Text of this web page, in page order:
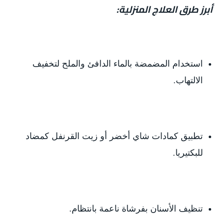
أبرز طرق العلاج المنزلية:
استخدام المضمضة بالماء الدافئ والملح لتخفيف
الالتهاب.
تطبيق كمادات شاي أخضر أو زيت القرنفل كمضاد
للبكتيريا.
تنظيف الأسنان بفرشاة ناعمة بانتظام.